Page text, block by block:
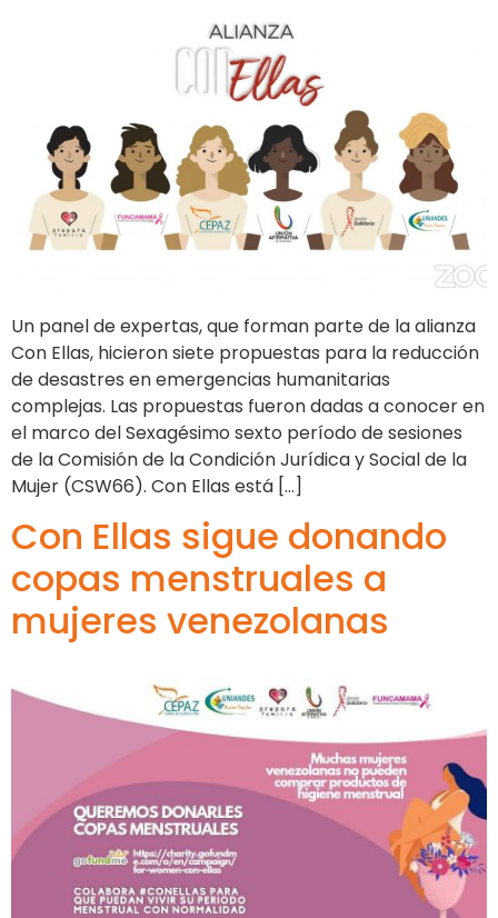
Un panel de expertas, que forman parte de la alianza
Con Ellas, hicieron siete propuestas para la reducción
de desastres en emergencias humanitarias
complejas. Las propuestas fueron dadas a conocer en
el marco del Sexagésimo sexto período de sesiones
de la Comisión de la Condición Jurídica y Social de la
Mujer (CSW66). Con Ellas está […]
Con Ellas sigue donando
copas menstruales a
mujeres venezolanas